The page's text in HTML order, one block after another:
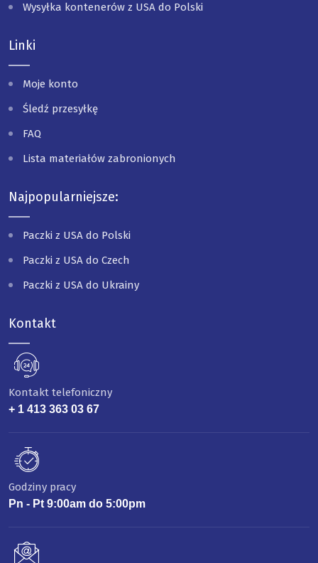
Wysyłka kontenerów z USA do Polski
Linki
Moje konto
Śledź przesyłkę
FAQ
Lista materiałów zabronionych
Najpopularniejsze:
Paczki z USA do Polski
Paczki z USA do Czech
Paczki z USA do Ukrainy
Kontakt
Kontakt telefoniczny
+ 1 413 363 03 67
Godziny pracy
Pn - Pt 9:00am do 5:00pm